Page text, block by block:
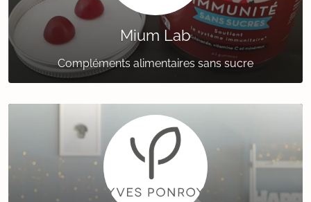
Mium Lab
Compléments alimentaires sans sucre